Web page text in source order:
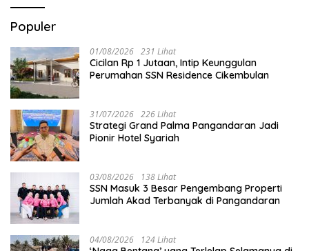
Populer
01/08/2026 231 Lihat
Cicilan Rp 1 Jutaan, Intip Keunggulan
Perumahan SSN Residence Cikembulan
31/07/2026 226 Lihat
Strategi Grand Palma Pangandaran Jadi
Pionir Hotel Syariah
03/08/2026 138 Lihat
SSN Masuk 3 Besar Pengembang Properti
Jumlah Akad Terbanyak di Pangandaran
04/08/2026 124 Lihat